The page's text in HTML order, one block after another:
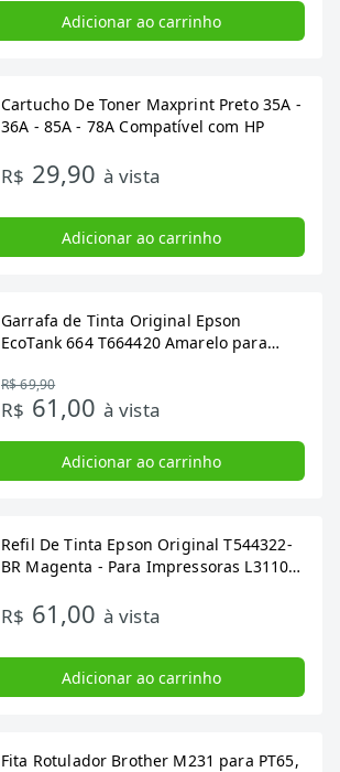
Adicionar ao carrinho
Cartucho De Toner Maxprint Preto 35A -
36A - 85A - 78A Compatível com HP
R$ 29,90 à vista
Adicionar ao carrinho
Garrafa de Tinta Original Epson
EcoTank 664 T664420 Amarelo para
R$ 69,90
R$ 61,00 à vista
Adicionar ao carrinho
Refil De Tinta Epson Original T544322-
BR Magenta - Para Impressoras L3110-
R$ 61,00 à vista
Adicionar ao carrinho
Fita Rotulador Brother M231 para PT65,